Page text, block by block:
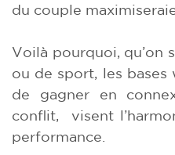
du couple
Voilà pourquoi, qu’on
ou de sport, les
de gagner en
conflit, visent
performance.